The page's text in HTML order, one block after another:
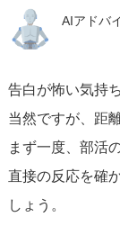
AIアドバ
告白が怖い気持
当然ですが、距
まず一度、部活
直接の反応を確
しょう。